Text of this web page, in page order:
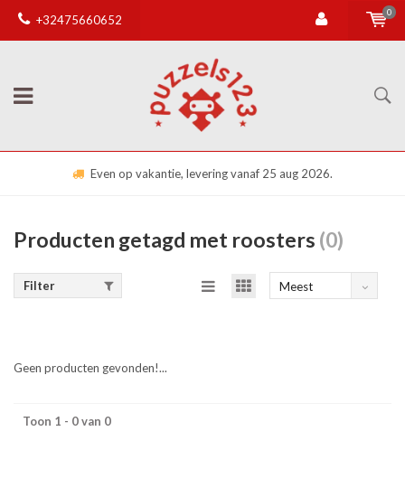
+32475660652
0
Even op vakantie, levering vanaf 25 aug 2026.
Producten getagd met roosters (0)
Filter
Meest
Geen producten gevonden!...
Toon 1 - 0 van 0